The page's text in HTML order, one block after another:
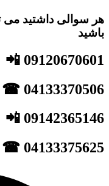
هر سوالی داشتید می
باشید
09120670601 📲
04133370506 ☎
09142365146 📲
04133375625 ☎